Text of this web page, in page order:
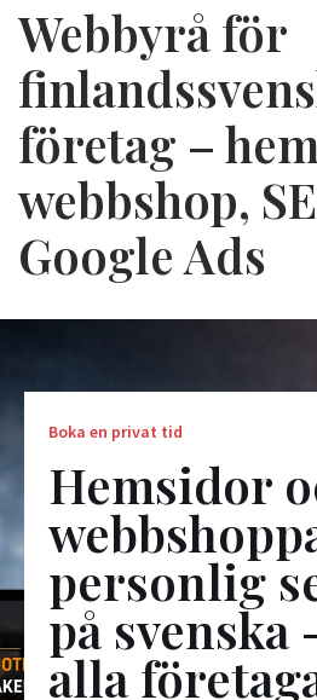
Webbyrå för
företag –
webbshop,
Google Ads
Boka en privat tid
Hemsidor
personlig
på svenska
alla